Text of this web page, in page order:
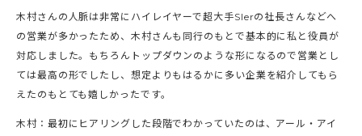
木村さんの人脈は非常にハイレイヤーで超大手SIerの社長さんなどへ
の営業が多かったため、木村さんも同行のもとで基本的に私と役員が
対応しました。もちろんトップダウンのような形になるので営業とし
ては最高の形でしたし、想定よりもはるかに多い企業を紹介してもら
えたのもとても嬉しかったです。
木村：最初にヒアリングした段階でわかっていたのは、アール・アイ